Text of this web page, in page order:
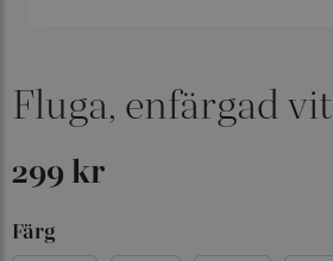
Fluga, enfärgad vit
299 kr
Färg